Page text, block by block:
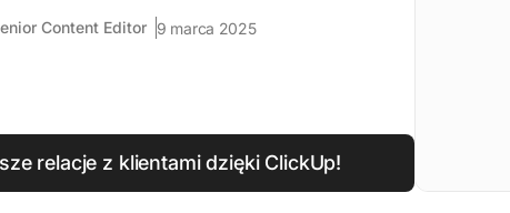
Content Editor 9 marca 2025
relacje z klientami dzięki ClickUp!